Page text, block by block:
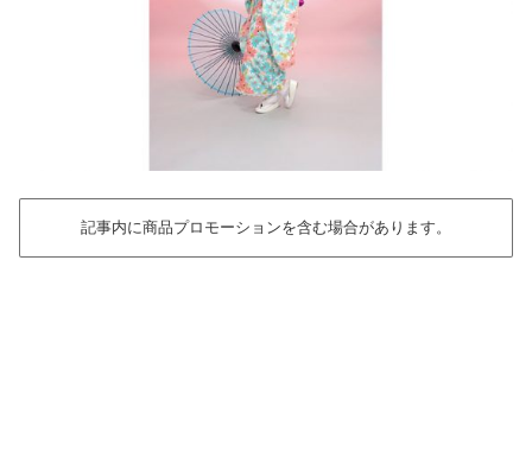
記事内に商品プロモーションを含む場合があります。